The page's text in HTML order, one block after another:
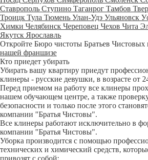
Ставрополь Ступино Таганрог Тамбов
Троицк Тула Тюмень Улан-Удэ Ульяновск
Химки Челябинск Череповец Чехов Чита
Якутск Ярославль
Откройте Бюро чистоты Братьев Чистовых
нашей франшизе
Кто приедет убирать
Убирать вашу квартиру приедут
клинеры - русские девушки, в возрасте от
Перед приемом на работу все клинеры
нашем обучающем центре, а также
безопасности и только после этого
компании "Братья Чистовы".
Все клинеры работают исключительно в
компании "Братья Чистовы".
Уборка производится с помощью
технических и химический средств,
привозят с собой: